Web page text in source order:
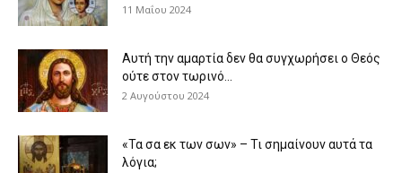
11 Μαΐου 2024
Αυτή την αμαρτία δεν θα συγχωρήσει ο Θεός
ούτε στον τωρινό...
2 Αυγούστου 2024
«Τα σα εκ των σων» – Τι σημαίνουν αυτά τα
λόγια;